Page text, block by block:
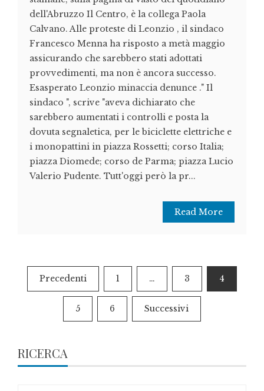
dell'Abruzzo Il Centro, è la collega Paola
Calvano. Alle proteste di Leonzio , il sindaco
Francesco Menna ha risposto a metà maggio
assicurando che sarebbero stati adottati
provvedimenti, ma non è ancora successo.
Esasperato Leonzio minaccia denunce ." Il
sindaco ", scrive "aveva dichiarato che
sarebbero aumentati i controlli e posta la
dovuta segnaletica, per le biciclette elettriche e
i monopattini in piazza Rossetti; corso Italia;
piazza Diomede; corso de Parma; piazza Lucio
Valerio Pudente. Tutt'oggi però la pr...
Read More
Paginazione
degli
articoli
Precedenti 1 … 3 4
5 6 Successivi
RICERCA